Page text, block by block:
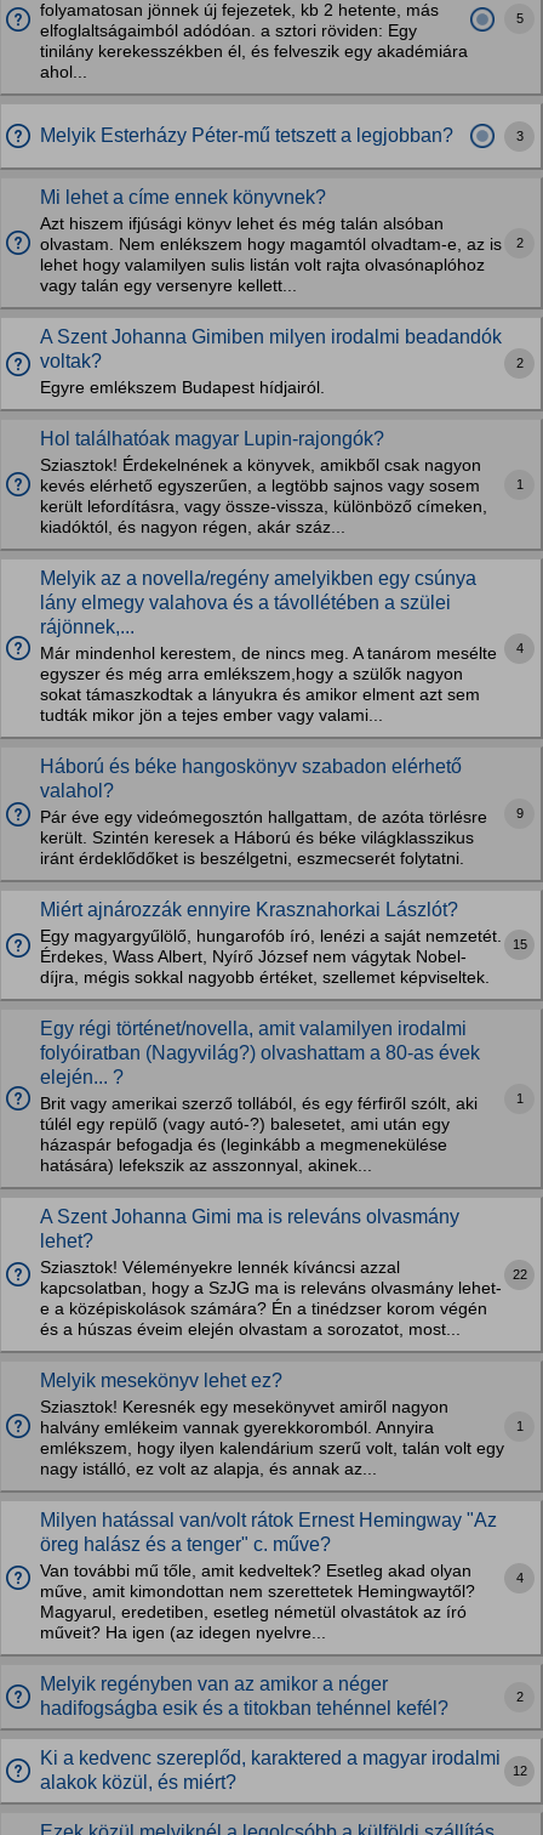
folyamatosan jönnek új fejezetek, kb 2 hetente, más
elfoglaltságaimból adódóan. a sztori röviden: Egy
tinilány kerekesszékben él, és felveszik egy akadémiára
ahol...
5
Melyik Esterházy Péter-mű tetszett a legjobban? 3
Mi lehet a címe ennek könyvnek?
Azt hiszem ifjúsági könyv lehet és még talán alsóban
olvastam. Nem enlékszem hogy magamtól olvadtam-e, az is
lehet hogy valamilyen sulis listán volt rajta olvasónaplóhoz
vagy talán egy versenyre kellett...
2
A Szent Johanna Gimiben milyen irodalmi beadandók
voltak?
Egyre emlékszem Budapest hídjairól.
2
Hol találhatóak magyar Lupin-rajongók?
Sziasztok! Érdekelnének a könyvek, amikből csak nagyon
kevés elérhető egyszerűen, a legtöbb sajnos vagy sosem
került lefordításra, vagy össze-vissza, különböző címeken,
kiadóktól, és nagyon régen, akár száz...
1
Melyik az a novella/regény amelyikben egy csúnya
lány elmegy valahova és a távollétében a szülei
rájönnek,...
Már mindenhol kerestem, de nincs meg. A tanárom mesélte
egyszer és még arra emlékszem,hogy a szülők nagyon
sokat támaszkodtak a lányukra és amikor elment azt sem
tudták mikor jön a tejes ember vagy valami...
4
Háború és béke hangoskönyv szabadon elérhető
valahol?
Pár éve egy videómegosztón hallgattam, de azóta törlésre
került. Szintén keresek a Háború és béke világklasszikus
iránt érdeklődőket is beszélgetni, eszmecserét folytatni.
9
Miért ajnározzák ennyire Krasznahorkai Lászlót?
Egy magyargyűlölő, hungarofób író, lenézi a saját nemzetét.
Érdekes, Wass Albert, Nyírő József nem vágytak Nobel-
díjra, mégis sokkal nagyobb értéket, szellemet képviseltek.
15
Egy régi történet/novella, amit valamilyen irodalmi
folyóiratban (Nagyvilág?) olvashattam a 80-as évek
elején... ?
Brit vagy amerikai szerző tollából, és egy férfiről szólt, aki
túlél egy repülő (vagy autó-?) balesetet, ami után egy
házaspár befogadja és (leginkább a megmenekülése
hatására) lefekszik az asszonnyal, akinek...
1
A Szent Johanna Gimi ma is releváns olvasmány
lehet?
Sziasztok! Véleményekre lennék kíváncsi azzal
kapcsolatban, hogy a SzJG ma is releváns olvasmány lehet-
e a középiskolások számára? Én a tinédzser korom végén
és a húszas éveim elején olvastam a sorozatot, most...
22
Melyik mesekönyv lehet ez?
Sziasztok! Keresnék egy mesekönyvet amiről nagyon
halvány emlékeim vannak gyerekkoromból. Annyira
emlékszem, hogy ilyen kalendárium szerű volt, talán volt egy
nagy istálló, ez volt az alapja, és annak az...
1
Milyen hatással van/volt rátok Ernest Hemingway "Az
öreg halász és a tenger" c. műve?
Van további mű tőle, amit kedveltek? Esetleg akad olyan
műve, amit kimondottan nem szerettetek Hemingwaytől?
Magyarul, eredetiben, esetleg németül olvastátok az író
műveit? Ha igen (az idegen nyelvre...
4
Melyik regényben van az amikor a néger
hadifogságba esik és a titokban tehénnel kefél?
2
Ki a kedvenc szereplőd, karaktered a magyar irodalmi
alakok közül, és miért?
12